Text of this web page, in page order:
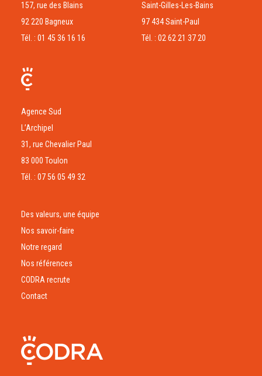
157, rue des Blains
92 220 Bagneux
Tél. : 01 45 36 16 16
Saint-Gilles-Les-Bains
97 434 Saint-Paul
Tél. : 02 62 21 37 20
Agence Sud
L’Archipel
31, rue Chevalier Paul
83 000 Toulon
Tél. : 07 56 05 49 32
Des valeurs, une équipe
Nos savoir-faire
Notre regard
Nos références
CODRA recrute
Contact